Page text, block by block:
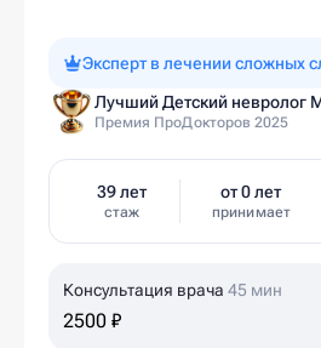
Эксперт в лечении сложных
Лучший Детский невролог
Премия ПроДокторов 2025
39 лет
стаж
от 0 лет
принимает
Консультация врача 45 мин
2500 ₽